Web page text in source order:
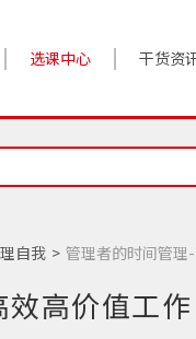
选课中心 干货资
案例实
对话高
睿选视角
自我 管理者的时间管理-
高价值工作